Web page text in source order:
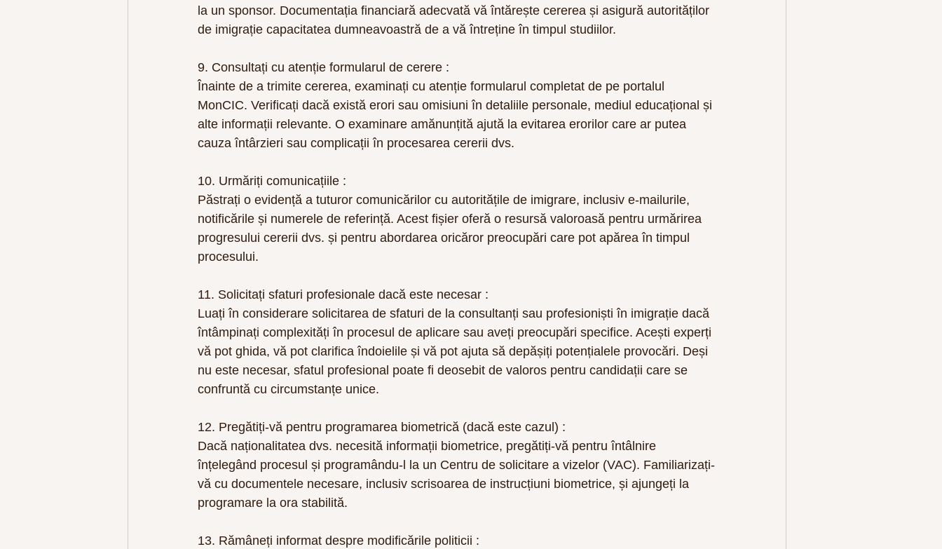
la un sponsor. Documentația financiară adecvată vă întărește cererea și asigură autorităților
de imigrație capacitatea dumneavoastră de a vă întreține în timpul studiilor.
9. Consultați cu atenție formularul de cerere :
Înainte de a trimite cererea, examinați cu atenție formularul completat de pe portalul
MonCIC. Verificați dacă există erori sau omisiuni în detaliile personale, mediul educațional și
alte informații relevante. O examinare amănunțită ajută la evitarea erorilor care ar putea
cauza întârzieri sau complicații în procesarea cererii dvs.
10. Urmăriți comunicațiile :
Păstrați o evidență a tuturor comunicărilor cu autoritățile de imigrare, inclusiv e-mailurile,
notificările și numerele de referință. Acest fișier oferă o resursă valoroasă pentru urmărirea
progresului cererii dvs. și pentru abordarea oricăror preocupări care pot apărea în timpul
procesului.
11. Solicitați sfaturi profesionale dacă este necesar :
Luați în considerare solicitarea de sfaturi de la consultanți sau profesioniști în imigrație dacă
întâmpinați complexități în procesul de aplicare sau aveți preocupări specifice. Acești experți
vă pot ghida, vă pot clarifica îndoielile și vă pot ajuta să depășiți potențialele provocări. Deși
nu este necesar, sfatul profesional poate fi deosebit de valoros pentru candidații care se
confruntă cu circumstanțe unice.
12. Pregătiți-vă pentru programarea biometrică (dacă este cazul) :
Dacă naționalitatea dvs. necesită informații biometrice, pregătiți-vă pentru întâlnire
înțelegând procesul și programându-l la un Centru de solicitare a vizelor (VAC). Familiarizați-
vă cu documentele necesare, inclusiv scrisoarea de instrucțiuni biometrice, și ajungeți la
programare la ora stabilită.
13. Rămâneți informat despre modificările politicii :